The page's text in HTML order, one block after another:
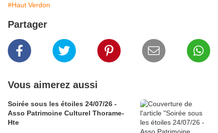
#Haut Verdon
Partager
Vous aimerez aussi
Soirée sous les étoiles 24/07/26 -
Asso Patrimoine Culturel Thorame-
Hte